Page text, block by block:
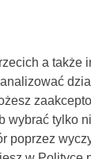
życie dla
a także
wybrać tylko
poprzez